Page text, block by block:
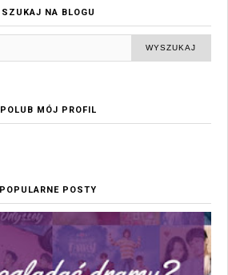
SZUKAJ NA BLOGU
POLUB MÓJ PROFIL
POPULARNE POSTY